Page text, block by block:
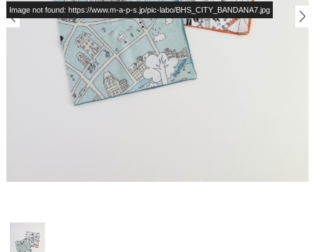
Image not found: https://www.m-a-p-s.jp/pic-labo/BHS_CITY_BANDANA7.jpg